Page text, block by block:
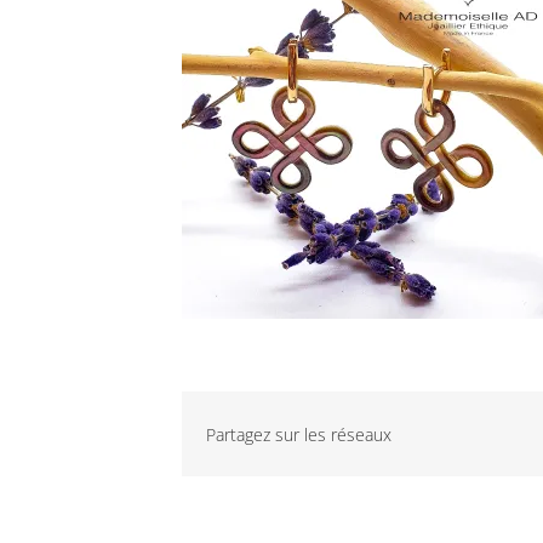
Partagez sur les réseaux